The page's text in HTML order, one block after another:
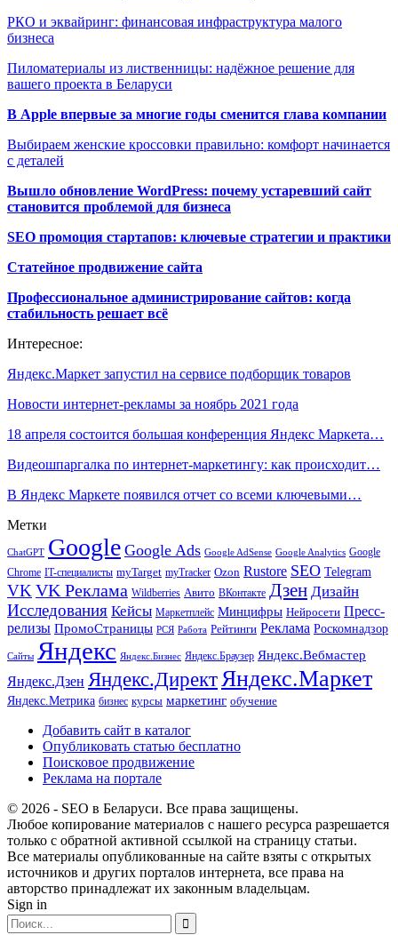
РКО и эквайринг: финансовая инфраструктура малого
бизнеса
Пиломатериалы из лиственницы: надёжное решение для
вашего проекта в Беларуси
В Apple впервые за многие годы сменится глава компании
Выбираем женские кроссовки правильно: комфорт начинается
с деталей
Вышло обновление WordPress: почему устаревший сайт
становится проблемой для бизнеса
SEO промоция стартапов: ключевые стратегии и практики
Статейное продвижение сайта
Профессиональное администрирование сайтов: когда
стабильность решает всё
Интересное:
Яндекс.Маркет запустил на сервисе подборщик товаров
Новости интернет-рекламы за ноябрь 2021 года
18 апреля состоится большая конференция Яндекс Маркета…
Видеошпаргалка по интернет-маркетингу: как происходит…
В Яндекс Маркете появился отчет со всеми ключевыми…
Метки
ChatGPT Google Google Ads Google AdSense Google Analytics Google
Chrome IT-специалисты myTarget myTracker Ozon Rustore SEO Telegram
VK VK Реклама Wildberries Авито ВКонтакте Дзен Дизайн
Исследования Кейсы Маркетплейс Минцифры Нейросети Пресс-
релизы ПромоСтраницы РСЯ Работа Рейтинги Реклама Роскомнадзор
Сайты Яндекс Яндекс.Бизнес Яндекс.Браузер Яндекс.Вебмастер
Яндекс.Дзен Яндекс.ДиректЯндекс.Маркет
Яндекс.Метрика бизнес курсы маркетинг обучение
Добавить сайт в каталог
Опубликовать статью бесплатно
Поисковое продвижение
Реклама на портале
© 2026 - SEO в Беларуси. Все права защищены.
Любое копирование материалов с нашего ресурса разрешается
только с обратной активной ссылкой на страницу статьи.
Все материалы опубликованные на сайте взяты с открытых
источников и других порталов интернета, все права на
авторство принадлежат их законным владельцам.
Sign in